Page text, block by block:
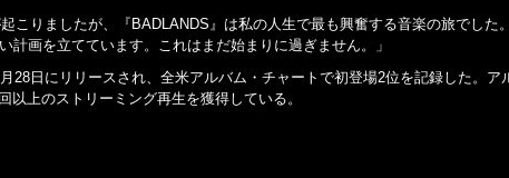
こりましたが、『BADLANDS』は私の人生で最も興奮する音楽の旅でし
画を立てています。これはまだ始まりに過ぎません。」
日にリリースされ、全米アルバム・チャートで初登場2位を記録した。ア
以上のストリーミング再生を獲得している。